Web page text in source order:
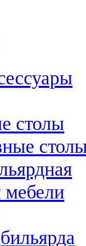
столы
мебели